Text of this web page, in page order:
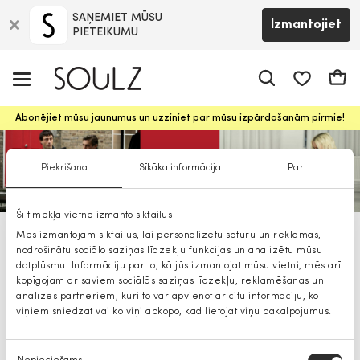
Piekrišana Sīkāka informācija Par
Šī tīmekļa vietne izmanto sīkfailus
Mēs izmantojam sīkfailus, lai personalizētu saturu un reklāmas,
nodrošinātu sociālo saziņas līdzekļu funkcijas un analizētu mūsu
datplūsmu. Informāciju par to, kā jūs izmantojat mūsu vietni, mēs arī
kopīgojam ar saviem sociālās saziņas līdzekļu, reklamēšanas un
analīzes partneriem, kuri to var apvienot ar citu informāciju, ko
viņiem sniedzat vai ko viņi apkopo, kad lietojat viņu pakalpojumus.
SAŅEMIET MŪSU
PIETEIKUMU
Izmantojiet
Abonējiet mūsu jaunumus un uzziniet par mūsu izpārdošanām pirmie!
HUGO sieviešu aksesuāri